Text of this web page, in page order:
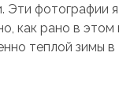
Эти фотографии
как рано в
теплой зимы